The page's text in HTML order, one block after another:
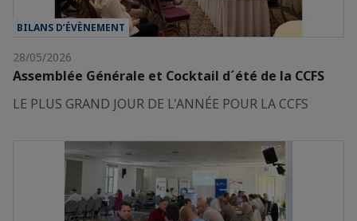
BILANS D’ÉVÈNEMENT
28/05/2026
Assemblée Générale et Cocktail d´été de la CCFS
LE PLUS GRAND JOUR DE L'ANNÉE POUR LA CCFS